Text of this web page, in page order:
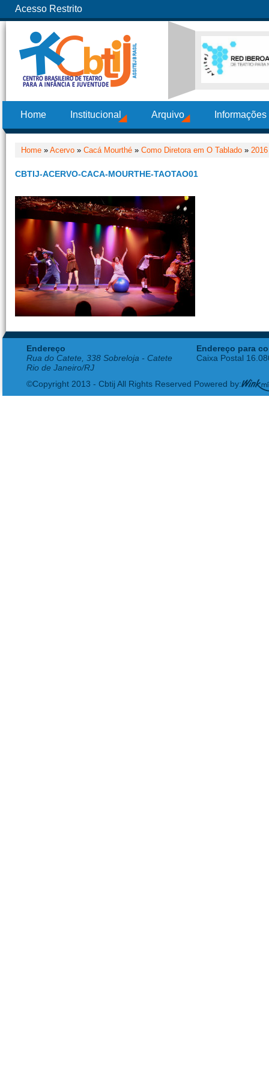
Acesso Restrito
Home Institucional Arquivo
Home » Acervo » Cacá Mourthé » Como Diretora em O Tablado »
CBTIJ-ACERVO-CACA-MOURTHE-TAOTAO01
Endereço
Rua do Catete, 338 Sobreloja - Catete
Rio de Janeiro/RJ
Endereço para
Caixa Postal
©Copyright 2013 - Cbtij All Rights Reserved Powered by: